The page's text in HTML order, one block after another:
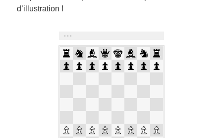
d’illustration !